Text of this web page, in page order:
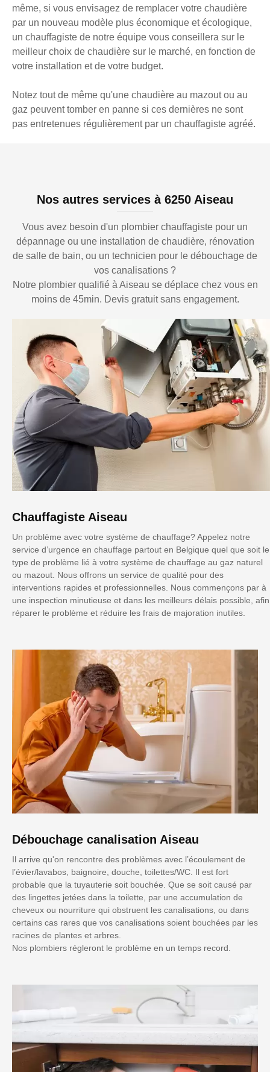
même, si vous envisagez de remplacer votre chaudière
par un nouveau modèle plus économique et écologique,
un chauffagiste de notre équipe vous conseillera sur le
meilleur choix de chaudière sur le marché, en fonction de
votre installation et de votre budget.
Notez tout de même qu'une chaudière au mazout ou au
gaz peuvent tomber en panne si ces dernières ne sont
pas entretenues régulièrement par un chauffagiste agréé.
Nos autres services à 6250 Aiseau
Vous avez besoin d'un plombier chauffagiste pour un
dépannage ou une installation de chaudière, rénovation
de salle de bain, ou un technicien pour le débouchage de
vos canalisations ?
Notre plombier qualifié à Aiseau se déplace chez vous en
moins de 45min. Devis gratuit sans engagement.
Chauffagiste Aiseau
Un problème avec votre système de chauffage? Appelez notre
service d’urgence en chauffage partout en Belgique quel que soit le
type de problème lié à votre système de chauffage au gaz naturel
ou mazout. Nous offrons un service de qualité pour des
interventions rapides et professionnelles. Nous commençons par à
une inspection minutieuse et dans les meilleurs délais possible, afin
réparer le problème et réduire les frais de majoration inutiles.
Débouchage canalisation Aiseau
Il arrive qu'on rencontre des problèmes avec l’écoulement de
l’évier/lavabos, baignoire, douche, toilettes/WC. Il est fort
probable que la tuyauterie soit bouchée. Que se soit causé par
des lingettes jetées dans la toilette, par une accumulation de
cheveux ou nourriture qui obstruent les canalisations, ou dans
certains cas rares que vos canalisations soient bouchées par les
racines de plantes et arbres.
Nos plombiers régleront le problème en un temps record.